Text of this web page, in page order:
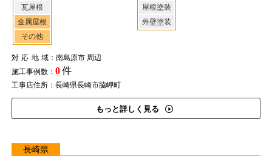
瓦屋根
金属屋根
その他
屋根塗装
外壁塗装
対応地域：南島原市 周辺
施工事例数： 0件
工事店住所：長崎県長崎市脇岬町
もっと詳しく見る
長崎県